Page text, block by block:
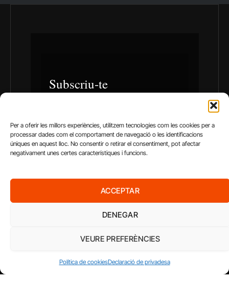
Per a oferir les millors experiències, utilitzem tecnologies com les cookies per a
processar dades com el comportament de navegació o les identificacions
úniques en aquest lloc. No consentir o retirar el consentiment, pot afectar
negativament unes certes característiques i funcions.
ACCEPTAR
DENEGAR
VEURE PREFERÈNCIES
Política de cookiesDeclaració de privadesa
AMB EL SUPORT DE